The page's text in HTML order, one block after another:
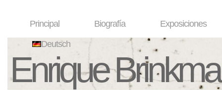
Principal Biografía Exposiciones
Deutsch
Enrique